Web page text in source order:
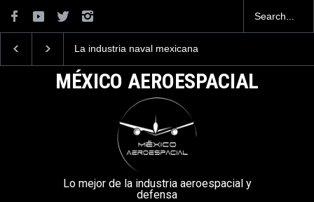
La industria naval mexicana
la Armada de México
Entrenar a un piloto para
mexicanos cuesta 2.9
millones de dólares
MÉXICO AEROESPACIAL
Lo mejor de la industria aeroespacial y
defensa